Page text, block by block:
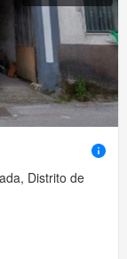
Distrito de